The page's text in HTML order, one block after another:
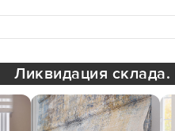
Ликвидация склада.